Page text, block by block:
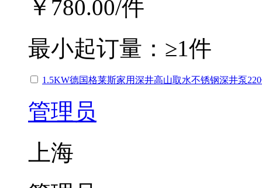
￥780.00/件
最小起订量： ≥1件
1.5KW德国格莱斯家用深井高山取水不锈钢深井泵
管理员
上海